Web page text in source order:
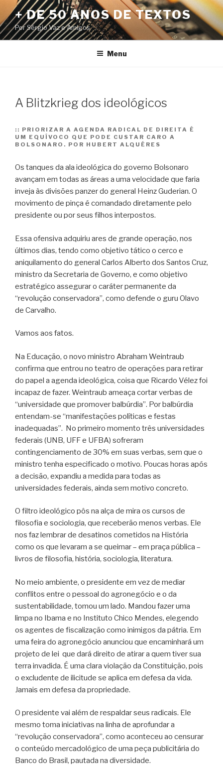
Pular
para
o
conteúdo
+ DE 50 ANOS DE TEXTOS
Por Sérgio Vaz e Amigos
Menu
A Blitzkrieg dos ideológicos
:: PRIORIZAR A AGENDA RADICAL DE DIREITA É
UM EQUÍVOCO QUE PODE CUSTAR CARO A
BOLSONARO. POR HUBERT ALQUÉRES
Os tanques da ala ideológica do governo Bolsonaro
avançam em todas as áreas a uma velocidade que faria
inveja às divisões panzer do general Heinz Guderian. O
movimento de pinça é comandado diretamente pelo
presidente ou por seus filhos interpostos.
Essa ofensiva adquiriu ares de grande operação, nos
últimos dias, tendo como objetivo tático o cerco e
aniquilamento do general Carlos Alberto dos Santos Cruz,
ministro da Secretaria de Governo, e como objetivo
estratégico assegurar o caráter permanente da
“revolução conservadora”, como defende o guru Olavo
de Carvalho.
Vamos aos fatos.
Na Educação, o novo ministro Abraham Weintraub
confirma que entrou no teatro de operações para retirar
do papel a agenda ideológica, coisa que Ricardo Vélez foi
incapaz de fazer. Weintraub ameaça cortar verbas de
“universidade que promover balbúrdia”. Por balbúrdia
entendam-se “manifestações políticas e festas
inadequadas”. No primeiro momento três universidades
federais (UNB, UFF e UFBA) sofreram
contingenciamento de 30% em suas verbas, sem que o
ministro tenha especificado o motivo. Poucas horas após
a decisão, expandiu a medida para todas as
universidades federais, ainda sem motivo concreto.
O filtro ideológico pôs na alça de mira os cursos de
filosofia e sociologia, que receberão menos verbas. Ele
nos faz lembrar de desatinos cometidos na História
como os que levaram a se queimar – em praça pública –
livros de filosofia, história, sociologia, literatura.
No meio ambiente, o presidente em vez de mediar
conflitos entre o pessoal do agronegócio e o da
sustentabilidade, tomou um lado. Mandou fazer uma
limpa no Ibama e no Instituto Chico Mendes, elegendo
os agentes de fiscalização como inimigos da pátria. Em
uma feira do agronegócio anunciou que encaminhará um
projeto de lei que dará direito de atirar a quem tiver sua
terra invadida. É uma clara violação da Constituição, pois
o excludente de ilicitude se aplica em defesa da vida.
Jamais em defesa da propriedade.
O presidente vai além de respaldar seus radicais. Ele
mesmo toma iniciativas na linha de aprofundar a
“revolução conservadora”, como aconteceu ao censurar
o conteúdo mercadológico de uma peça publicitária do
Banco do Brasil, pautada na diversidade.